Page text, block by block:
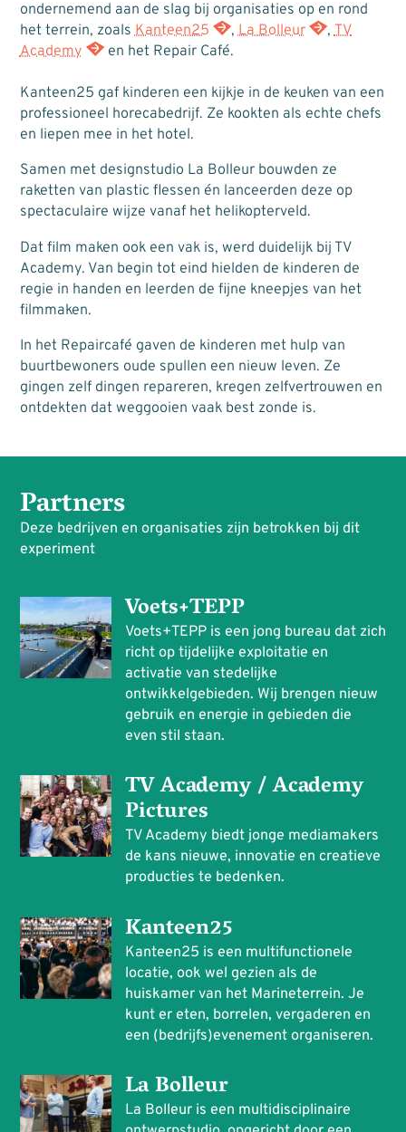
ondernemend aan de slag bij organisaties op en rond
het terrein, zoalsKanteen25 ,La Bolleur ,TV
Academy
en het Repair Café.
Kanteen25 gaf kinderen een kijkje in de keuken van een
professioneel horecabedrijf. Ze kookten als echte chefs
en liepen mee in het hotel.
Samen met designstudio La Bolleur bouwden ze
raketten van plastic flessen én lanceerden deze op
spectaculaire wijze vanaf het helikopterveld.
Dat film maken ook een vak is, werd duidelijk bij TV
Academy. Van begin tot eind hielden de kinderen de
regie in handen en leerden de fijne kneepjes van het
filmmaken.
In het Repaircafé gaven de kinderen met hulp van
buurtbewoners oude spullen een nieuw leven. Ze
gingen zelf dingen repareren, kregen zelfvertrouwen en
ontdekten dat weggooien vaak best zonde is.
Partners
Deze bedrijven en organisaties zijn betrokken bij dit
experiment
Voets+TEPP
Voets+TEPP is een jong bureau dat zich
richt op tijdelijke exploitatie en
activatie van stedelijke
ontwikkelgebieden. Wij brengen nieuw
gebruik en energie in gebieden die
even stil staan.
TV Academy / Academy
Pictures
TV Academy biedt jonge mediamakers
de kans nieuwe, innovatie en creatieve
producties te bedenken.
Kanteen25
Kanteen25 is een multifunctionele
locatie, ook wel gezien als de
huiskamer van het Marineterrein. Je
kunt er eten, borrelen, vergaderen en
een (bedrijfs)evenement organiseren.
La Bolleur
La Bolleur is een multidisciplinaire